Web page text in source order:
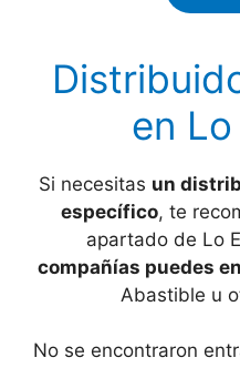
en
Si necesitas un
específico, te
apartado de Lo
compañías puedes
Abastible u
No se encontraron